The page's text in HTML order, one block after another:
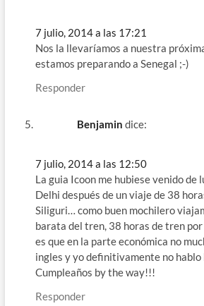
7 julio, 2014 a las 17:21
Nos la llevaríamos a nuestra
estamos preparando a Senegal ;-)
Responder
Benjamin dice:
7 julio, 2014 a las 12:50
La guia Icoon me hubiese venido de
Delhi después de un viaje de 38
Siliguri… como buen mochilero
barata del tren, 38 horas de tren
es que en la parte económica no
ingles y yo definitivamente no hablo
Cumpleaños by the way!!!
Responder